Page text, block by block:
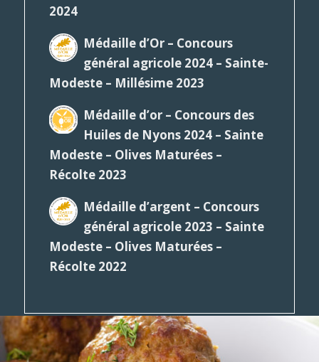
2024
Médaille d’Or – Concours
général agricole 2024 – Sainte-
Modeste – Millésime 2023
Médaille d’or – Concours des
Huiles de Nyons 2024 – Sainte
Modeste – Olives Maturées –
Récolte 2023
Médaille d’argent – Concours
général agricole 2023 – Sainte
Modeste – Olives Maturées –
Récolte 2022